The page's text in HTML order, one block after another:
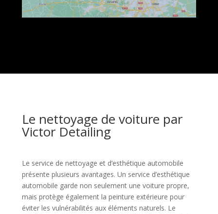
Le nettoyage de voiture par
Victor Detailing
Le service de nettoyage et d’esthétique automobile
présente plusieurs avantages. Un service d’esthétique
automobile garde non seulement une voiture propre,
mais protège également la peinture extérieure pour
éviter les vulnérabilités aux éléments naturels. Le